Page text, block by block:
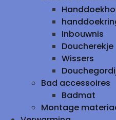
Inbouwnis
Doucherekje
Wissers
Bad accessoires
Badmat
Montage